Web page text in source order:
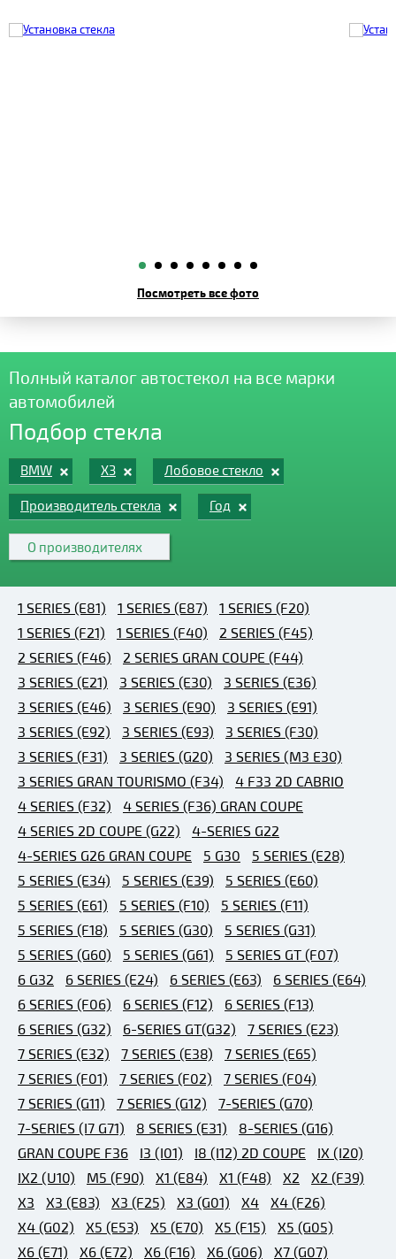
Посмотреть все фото
Полный каталог автостекол на все марки
автомобилей
Подбор стекла
BMW X3 Лобовое стекло
Производитель стекла Год
О производителях
1 SERIES (E81) 1 SERIES (E87)
1 SERIES (F20)
1 SERIES (F21)
1 SERIES (F40)
2 SERIES (F45)
2 SERIES (F46)
2 SERIES GRAN COUPE (F44)
3 SERIES (E21)
3 SERIES (E30)
3 SERIES (E36)
3 SERIES (E46)
3 SERIES (E90)
3 SERIES (E91)
3 SERIES (E92)
3 SERIES (E93)
3 SERIES (F30)
3 SERIES (F31)
3 SERIES (G20)
3 SERIES (M3 E30)
3 SERIES GRAN TOURISMO (F34)
4 F33 2D CABRIO
4 SERIES (F32)
4 SERIES (F36) GRAN COUPE
4 SERIES 2D COUPE (G22)
4-SERIES G22
4-SERIES G26 GRAN COUPE
5 G30
5 SERIES (E28)
5 SERIES (E34)
5 SERIES (E39)
5 SERIES (E60)
5 SERIES (E61)
5 SERIES (F10)
5 SERIES (F11)
5 SERIES (F18)
5 SERIES (G30)
5 SERIES (G31)
5 SERIES (G60)
5 SERIES (G61)
5 SERIES GT (F07)
6 G32
6 SERIES (E24) 6 SERIES (E63)
6 SERIES (E64)
6 SERIES (F06)
6 SERIES (F12)
6 SERIES (F13)
6 SERIES (G32)
6-SERIES GT(G32)
7 SERIES (E23)
7 SERIES (E32)
7 SERIES (E38)
7 SERIES (E65)
7 SERIES (F01)
7 SERIES (F02)
7 SERIES (F04)
7 SERIES (G11)
7 SERIES (G12)
7-SERIES (G70)
7-SERIES (I7 G71)
8 SERIES (E31)
8-SERIES (G16)
GRAN COUPE F36
I3 (I01) I8 (I12) 2D COUPE
IX (I20)
IX2 (U10)
M5 (F90) X1 (E84) X1 (F48) X2
X2 (F39)
X3
X3 (E83) X3 (F25) X3 (G01) X4
X4 (F26)
X4 (G02)
X5 (E53) X5 (E70) X5 (F15)
X5 (G05)
X6 (E71)
X6 (E72) X6 (F16) X6 (G06) X7 (G07)